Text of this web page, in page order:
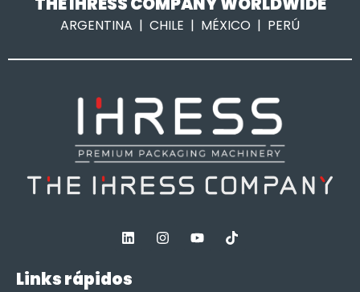
ARGENTINA | CHILE | MÉXICO | PERÚ
Links rápidos